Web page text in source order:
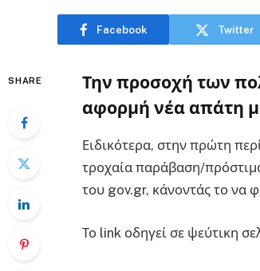
Facebook Twitter
SHARE
Την προσοχή των
αφορμή νέα απάτη
Ειδικότερα, στην πρώτη
τροχαία παράβαση/
του gov.gr, κάνοντάς το να
Το link οδηγεί σε ψεύτικη